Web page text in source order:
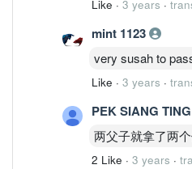
Like · 3 years ·
mint 1123
very susah to
Like · 3 years ·
PEK SIANG TING
两父子就拿了两
2 Like · 3 years ·